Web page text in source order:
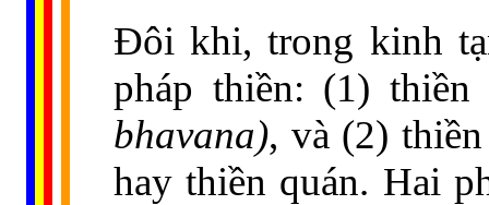
Đôi khi, trong kinh
pháp thiền: (1)
bhavana), và (2)
hay thiền quán. Hai